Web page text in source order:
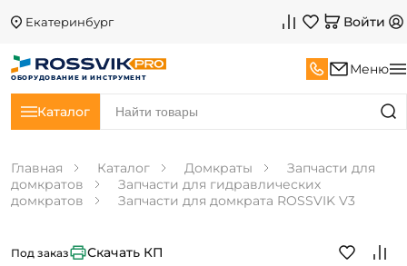
Екатеринбург Войти
ОБОРУДОВАНИЕ И ИНСТРУМЕНТ
Меню
Каталог
Главная Каталог Домкраты
Запчасти для
домкратов
Запчасти для гидравлических
домкратов
Запчасти для домкрата ROSSVIK V3
Под заказ Скачать КП